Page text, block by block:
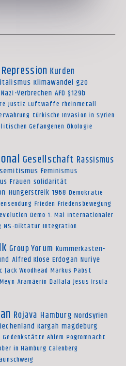
Repression Kurden
Klimawandel g20
Nazi-Verbrechen AFD §129b
Justiz Luftwaffe rheinmetall
türkische Invasion in Syrien
Gefangenen Ökologie
Gesellschaft Rassismus
Feminismus
Frauen solidarität
Hungerstreik 1968 Demokratie
Frieden Friedensbewegung
Demo 1. Mai Internationaler
NS-Diktatur Integration
Group Yorum Kummerkasten-
Alfred Klose Erdogan Nuriye
Jack Woodhead Markus Pabst
Aramäerin Dallala Jesus Irsula
Rojava Hamburg Nordsyrien
Kargah magdeburg
Gedenkstätte Ahlem Pogromnacht
in Hamburg Calenberg